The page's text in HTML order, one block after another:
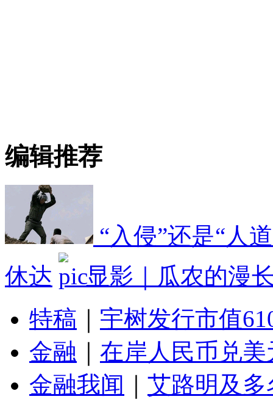
编辑推荐
“入侵”还是“人
休达
显影｜瓜农的漫
特稿
宇树发行市值
金融
在岸人民币兑
金融我闻
艾路明及